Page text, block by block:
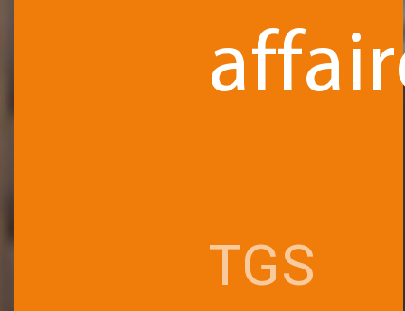
TGS